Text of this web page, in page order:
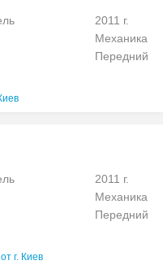
2011 г.
Механика
Передний
2011 г.
Механика
Передний
г. Киев